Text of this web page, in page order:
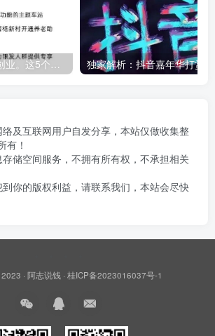
35岁，下班后去创业。这5个银发经济的小赛道，真的很适合普通人。
及互联网用户自发分享，本站仅做收集整
有！
储空间服务，不拥有所有权，不承担相关
你的版权利益，请联系我们，本站会尽快
· 阿志说钱· 桂ICP备2023016037号-1